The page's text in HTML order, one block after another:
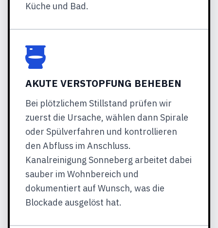
Küche und Bad.
AKUTE VERSTOPFUNG BEHEBEN
Bei plötzlichem Stillstand prüfen wir
zuerst die Ursache, wählen dann Spirale
oder Spülverfahren und kontrollieren
den Abfluss im Anschluss.
Kanalreinigung Sonneberg arbeitet dabei
sauber im Wohnbereich und
dokumentiert auf Wunsch, was die
Blockade ausgelöst hat.